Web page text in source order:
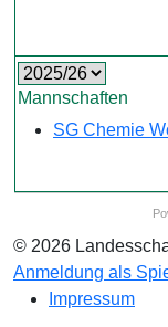
Mannschaften
SG Chemie
© 2026
Anmeldung als
Impressum